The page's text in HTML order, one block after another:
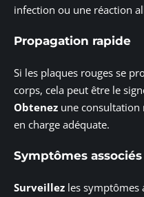
infection ou une réaction
Propagation rapide
Si les plaques rouges se
corps, cela peut être le
Obtenez une consultation
en charge adéquate.
Symptômes associés
Surveillez les symptômes